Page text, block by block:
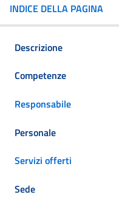
INDICE DELLA PAGINA
Descrizione
Competenze
Responsabile
Personale
Servizi offerti
Sede